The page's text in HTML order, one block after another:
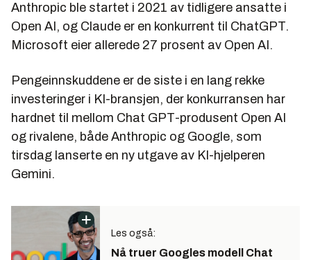
Anthropic ble startet i 2021 av tidligere ansatte i
Open AI, og Claude er en konkurrent til ChatGPT.
Microsoft eier allerede 27 prosent av Open AI.
Pengeinnskuddene er de siste i en lang rekke
investeringer i KI-bransjen, der konkurransen har
hardnet til mellom Chat GPT-produsent Open AI
og rivalene, både Anthropic og Google, som
tirsdag lanserte en ny utgave av KI-hjelperen
Gemini.
Les også:
Nå truer Googles modell Chat